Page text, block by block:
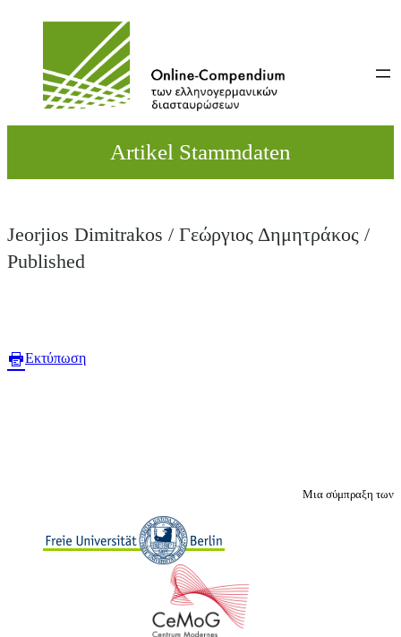
Artikel Stammdaten
Jeorjios Dimitrakos / Γεώργιος Δημητράκος /
Published
Εκτύπωση
Μια σύμπραξη των